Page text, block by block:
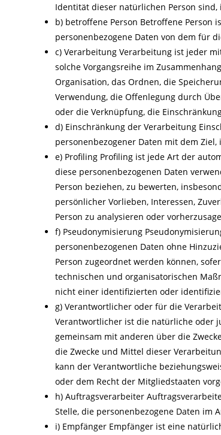
Identität dieser natürlichen Person
b) betroffene Person Betroffene
personenbezogene Daten von dem für
c) Verarbeitung Verarbeitung ist jeder
solche Vorgangsreihe im
Organisation, das Ordnen, die
Verwendung, die Offenlegung durch
oder die Verknüpfung, die
d) Einschränkung der Verarbeitung
personenbezogener Daten mit dem
e) Profiling Profiling ist jede Art der
diese personenbezogenen Daten
Person beziehen, zu bewerten,
persönlicher Vorlieben, Interessen,
Person zu analysieren oder
f) Pseudonymisierung
personenbezogenen Daten ohne
Person zugeordnet werden können,
technischen und organisatorischen
nicht einer identifizierten oder
g) Verantwortlicher oder für die
Verantwortlicher ist die natürliche oder
gemeinsam mit anderen über die
die Zwecke und Mittel dieser
kann der Verantwortliche
oder dem Recht der Mitgliedstaaten
h) Auftragsverarbeiter
Stelle, die personenbezogene Daten im
i) Empfänger Empfänger ist eine